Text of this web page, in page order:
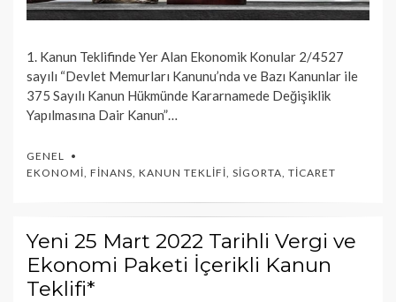
1. Kanun Teklifinde Yer Alan Ekonomik Konular 2/4527
sayılı “Devlet Memurları Kanunu’nda ve Bazı Kanunlar ile
375 Sayılı Kanun Hükmünde Kararnamede Değişiklik
Yapılmasına Dair Kanun”…
GENEL
EKONOMI FINANS KANUN TEKLIFI SIGORTA TICARET
Yeni 25 Mart 2022 Tarihli Vergi ve
Ekonomi Paketi İçerikli Kanun
Teklifi*